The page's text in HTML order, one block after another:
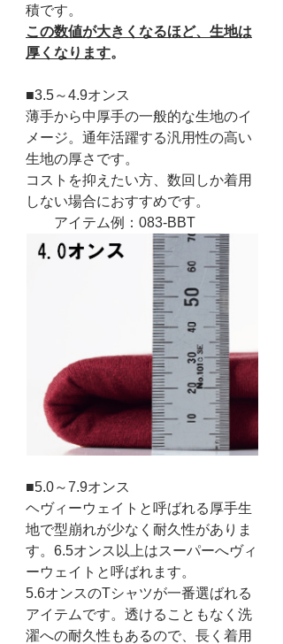
積です。
この数値が大きくなるほど、生地は
厚くなります。
■3.5～4.9オンス
薄手から中厚手の一般的な生地のイ
メージ。通年活躍する汎用性の高い
生地の厚さです。
コストを抑えたい方、数回しか着用
しない場合におすすめです。
アイテム例：083-BBT
■5.0～7.9オンス
ヘヴィーウェイトと呼ばれる厚手生
地で型崩れが少なく耐久性がありま
す。6.5オンス以上はスーパーへヴィ
ーウェイトと呼ばれます。
5.6オンスのTシャツが一番選ばれる
アイテムです。透けることもなく洗
濯への耐久性もあるので、長く着用